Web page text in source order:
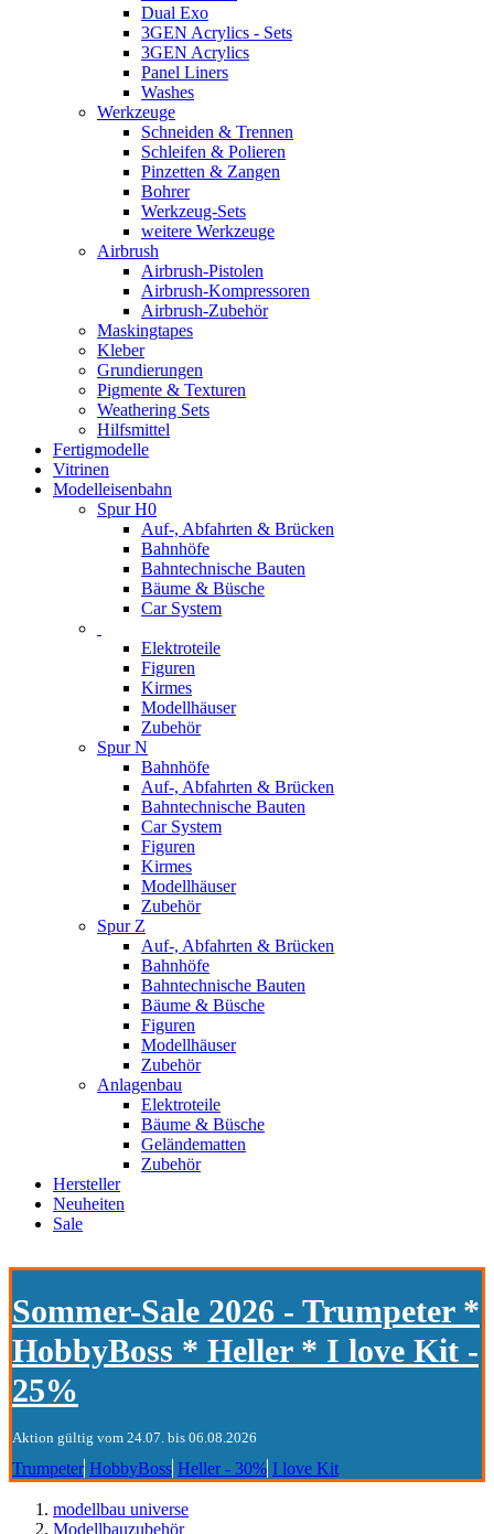
Dual Exo
3GEN Acrylics - Sets
3GEN Acrylics
Panel Liners
Washes
Werkzeuge
Schneiden & Trennen
Schleifen & Polieren
Pinzetten & Zangen
Bohrer
Werkzeug-Sets
weitere Werkzeuge
Airbrush
Airbrush-Pistolen
Airbrush-Kompressoren
Airbrush-Zubehör
Maskingtapes
Kleber
Grundierungen
Pigmente & Texturen
Weathering Sets
Hilfsmittel
Fertigmodelle
Vitrinen
Modelleisenbahn
Spur H0
Auf-, Abfahrten & Brücken
Bahnhöfe
Bahntechnische Bauten
Bäume & Büsche
Car System
Elektroteile
Figuren
Kirmes
Modellhäuser
Zubehör
Spur N
Bahnhöfe
Auf-, Abfahrten & Brücken
Bahntechnische Bauten
Car System
Figuren
Kirmes
Modellhäuser
Zubehör
Spur Z
Auf-, Abfahrten & Brücken
Bahnhöfe
Bahntechnische Bauten
Bäume & Büsche
Figuren
Modellhäuser
Zubehör
Anlagenbau
Elektroteile
Bäume & Büsche
Geländematten
Zubehör
Hersteller
Neuheiten
Sale
Sommer-Sale 2026 - Trumpeter *
HobbyBoss * Heller * I love Kit -
25%
Aktion gültig vom 24.07. bis 06.08.2026
Trumpeter HobbyBoss Heller - 30% I love Kit
modellbau universe
Modellbauzubehör